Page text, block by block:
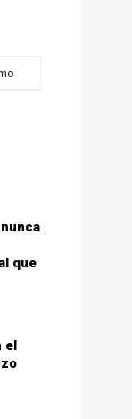
que
el